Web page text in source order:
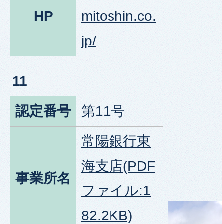
HP
mitoshin.co.
jp/
11
認定番号
第11号
事業所名
常陽銀行東
海支店(PDF
ファイル:1
82.2KB)